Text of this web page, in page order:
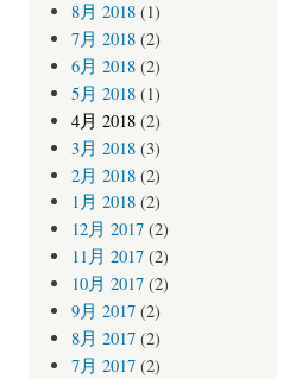
8月 2018(1)
7月 2018(2)
6月 2018(2)
5月 2018(1)
4月 2018(2)
3月 2018(3)
2月 2018(2)
1月 2018(2)
12月 2017(2)
11月 2017(2)
10月 2017(2)
9月 2017(2)
8月 2017(2)
7月 2017(2)